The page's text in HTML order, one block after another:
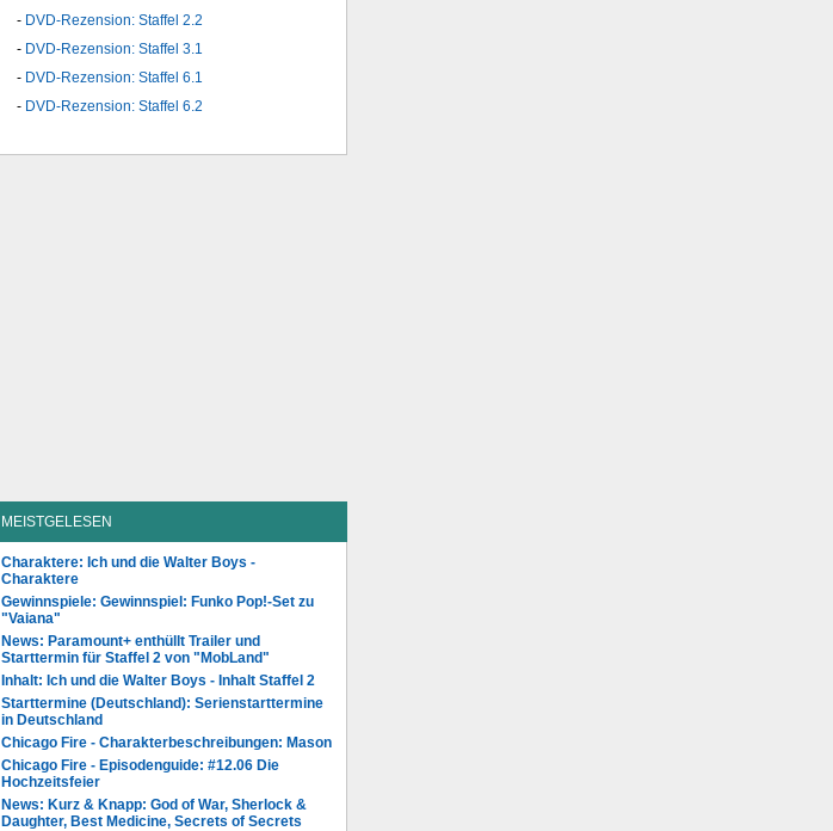
DVD-Rezension: Staffel 2.2
DVD-Rezension: Staffel 3.1
DVD-Rezension: Staffel 6.1
DVD-Rezension: Staffel 6.2
MEISTGELESEN
Charaktere: Ich und die Walter Boys -
Charaktere
Gewinnspiele: Gewinnspiel: Funko Pop!-Set zu
"Vaiana"
News: Paramount+ enthüllt Trailer und
Starttermin für Staffel 2 von "MobLand"
Inhalt: Ich und die Walter Boys - Inhalt Staffel 2
Starttermine (Deutschland): Serienstarttermine
in Deutschland
Chicago Fire - Charakterbeschreibungen: Mason
Chicago Fire - Episodenguide: #12.06 Die
Hochzeitsfeier
News: Kurz & Knapp: God of War, Sherlock &
Daughter, Best Medicine, Secrets of Secrets